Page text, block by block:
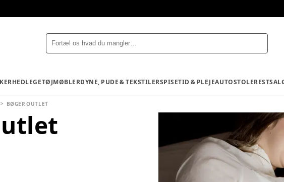
LEGETØJMØBLERDYNE, PUDE & TEKSTILERSPISETID & PLEJEAUTOSTOLE
BØGER OUTLET